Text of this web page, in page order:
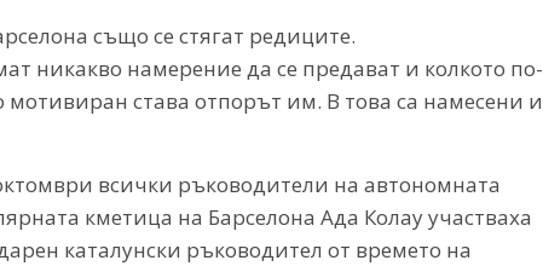
също се стягат редиците.
никакво намерение да се предават и колкото по-
мотивиран става отпорът им. В това са намесени и
всички ръководители на автономната
кметица на Барселона Ада Колау участваха
каталунски ръководител от времето на